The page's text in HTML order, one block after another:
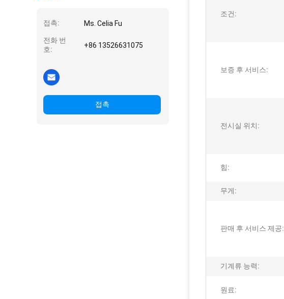
접촉: Ms. Celia Fu
전화 번
호:
+86 13526631075
접촉
조건:
보증 후 서비스:
전시실 위치:
힘:
무게:
판매 후 서비스 제공:
기계류 능력:
원료: